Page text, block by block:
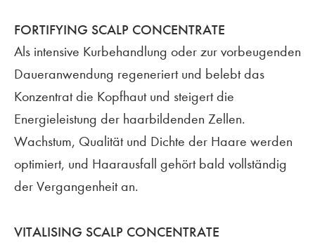
FORTIFYING SCALP CONCENTRATE
Als intensive Kurbehandlung oder zur vorbeugenden
Daueranwendung regeneriert und belebt das
Konzentrat die Kopfhaut und steigert die
Energieleistung der haarbildenden Zellen.
Wachstum, Qualität und Dichte der Haare werden
optimiert, und Haarausfall gehört bald vollständig
der Vergangenheit an.
VITALISING SCALP CONCENTRATE